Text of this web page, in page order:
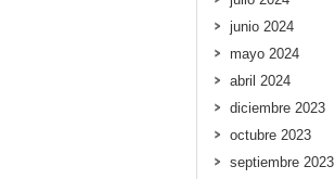
junio 2024
mayo 2024
abril 2024
diciembre 2023
octubre 2023
septiembre 2023